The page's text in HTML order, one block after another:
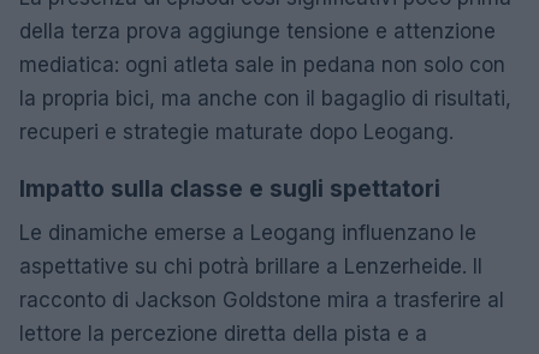
della terza prova aggiunge tensione e attenzione
mediatica: ogni atleta sale in pedana non solo con
la propria bici, ma anche con il bagaglio di risultati,
recuperi e strategie maturate dopo Leogang.
Impatto sulla classe e sugli spettatori
Le dinamiche emerse a Leogang influenzano le
aspettative su chi potrà brillare a Lenzerheide. Il
racconto di Jackson Goldstone mira a trasferire al
lettore la percezione diretta della pista e a